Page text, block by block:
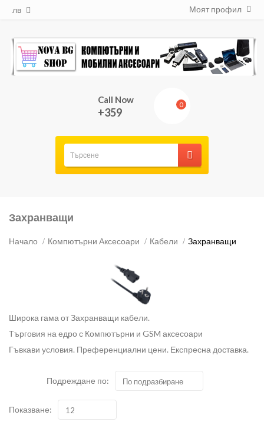
лв Моят профил
Call Now
+359
0
Захранващи
Начало Компютърни Аксесоари Кабели Захранващи
Широка гама от Захранващи кабели.
Търговия на едро с Компютърни и GSM аксесоари
Гъвкави условия. Преференциални цени. Експресна доставка.
Подреждане по: По подразбиране
Показване: 12